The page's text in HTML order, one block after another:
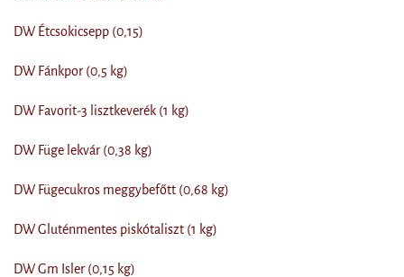
DW Étcsokicsepp (0,15)
DW Fánkpor (0,5 kg)
DW Favorit-3 lisztkeverék (1 kg)
DW Füge lekvár (0,38 kg)
DW Fügecukros meggybefőtt (0,68 kg)
DW Gluténmentes piskótaliszt (1 kg)
DW Gm Isler (0,15 kg)